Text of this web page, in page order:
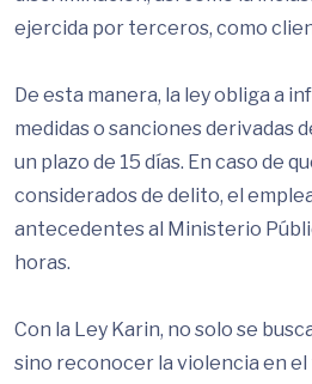
ejercida por terceros, como
De esta manera, la ley obliga a
medidas o sanciones derivadas
un plazo de 15 días. En caso de
considerados de delito, el
antecedentes al Ministerio
horas.
Con la Ley Karin, no solo se
sino reconocer la violencia en